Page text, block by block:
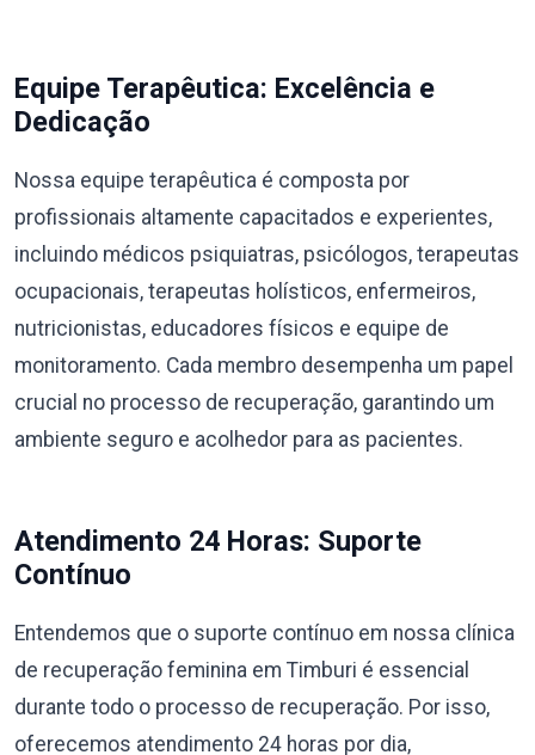
Equipe Terapêutica: Excelência e
Dedicação
Nossa equipe terapêutica é composta por
profissionais altamente capacitados e experientes,
incluindo médicos psiquiatras, psicólogos, terapeutas
ocupacionais, terapeutas holísticos, enfermeiros,
nutricionistas, educadores físicos e equipe de
monitoramento. Cada membro desempenha um papel
crucial no processo de recuperação, garantindo um
ambiente seguro e acolhedor para as pacientes.
Atendimento 24 Horas: Suporte
Contínuo
Entendemos que o suporte contínuo em nossa clínica
de recuperação feminina em Timburi é essencial
durante todo o processo de recuperação. Por isso,
oferecemos atendimento 24 horas por dia,